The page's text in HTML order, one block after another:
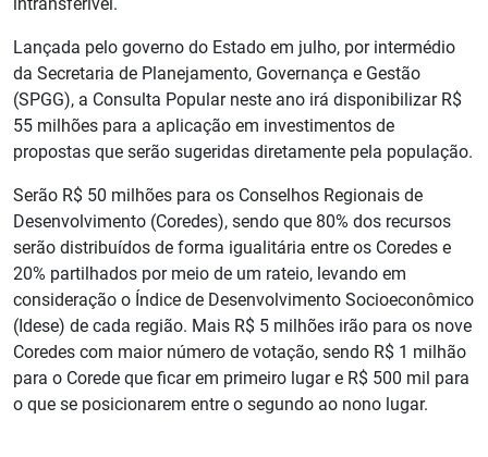
Lançada pelo governo do Estado em julho, por intermédio
da Secretaria de Planejamento, Governança e Gestão
(SPGG), a Consulta Popular neste ano irá disponibilizar R$
55 milhões para a aplicação em investimentos de
propostas que serão sugeridas diretamente pela população.
Serão R$ 50 milhões para os Conselhos Regionais de
Desenvolvimento (Coredes), sendo que 80% dos recursos
serão distribuídos de forma igualitária entre os Coredes e
20% partilhados por meio de um rateio, levando em
consideração o Índice de Desenvolvimento Socioeconômico
(Idese) de cada região. Mais R$ 5 milhões irão para os nove
Coredes com maior número de votação, sendo R$ 1 milhão
para o Corede que ficar em primeiro lugar e R$ 500 mil para
o que se posicionarem entre o segundo ao nono lugar.